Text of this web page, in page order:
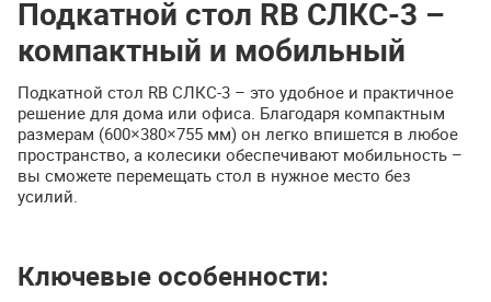
Подкатной стол RB СЛКС-3 –
компактный и мобильный
Подкатной стол RB СЛКС-3 – это удобное и практичное
решение для дома или офиса. Благодаря компактным
размерам (600×380×755 мм) он легко впишется в любое
пространство, а колесики обеспечивают мобильность –
вы сможете перемещать стол в нужное место без
усилий.
Ключевые особенности: